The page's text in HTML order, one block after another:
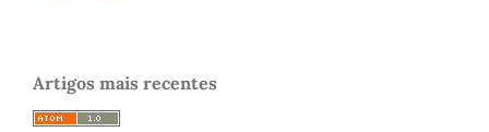
Artigos mais recentes